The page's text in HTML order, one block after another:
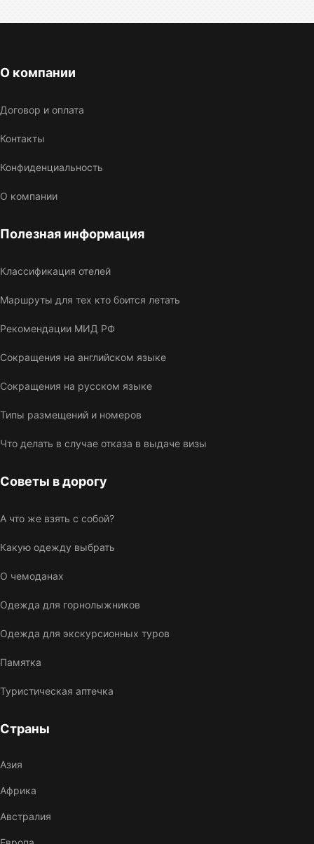
О компании
Договор и оплата
Контакты
Конфиденциальность
О компании
Полезная информация
Классификация отелей
Маршруты для тех кто боится летать
Рекомендации МИД РФ
Сокращения на английском языке
Сокращения на русском языке
Типы размещений и номеров
Что делать в случае отказа в выдаче визы
Советы в дорогу
А что же взять с собой?
Какую одежду выбрать
О чемоданах
Одежда для горнолыжников
Одежда для экскурсионных туров
Памятка
Туристическая аптечка
Страны
Азия
Африка
Австралия